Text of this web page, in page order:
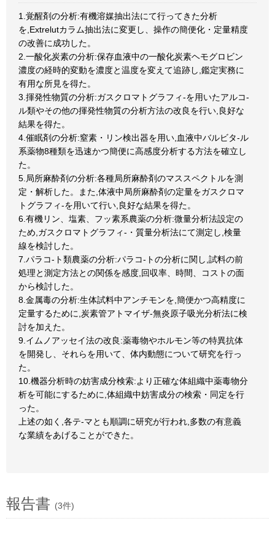
1.覚醒剤の分析:有機溶媒抽出法にて行ってきた分析
を,Extrelutカラム抽出法に変更し、操作の簡便化・定量精度
の改善に成功した。
2.一酸化炭素の分析:保存血液中の一酸化炭素ヘモグロビン
濃度の経時的変動を濃度と温度を変えて追跡し,鑑定実務に
有用な所見を得た。
3.揮発性物質の分析:ガスクロマトグラフィ-を用いたアルコ-
ル類やその他の揮発性物質の分析方法の改良を行い,良好な
結果を得た。
4.催眠剤の分析:窒素・リン検出器を用い,血液中バルビタ-ル
系薬物8種類を迅速かつ簡便に高感度分析する方法を確立し
た。
5.局所麻酔剤の分析:各種局所麻酔剤のマススペクトルを測
定・解析した。また,体液中局所麻酔剤の定量をガスクロマ
トグラフィ-を用いて行い,良好な結果を得た。
6.有機リン、塩素、フッ素系農薬の分析:微量分析法設定の
ため,ガスクロマトグラフィ-・質量分析法にて測定し,検量
線を検討した。
7.パラコ-ト類農薬の分析:パラコ-トの分析に関し,試料の前
処理と測定方法との関係を感度,回収率、時間、コストの面
から検討した。
8.金属毒の分析:生体試料中アンチモンを,簡便かつ高精度に
定量するために,炭素管アトマイザ-無炎原子吸光分析法に検
討を加えた。
9.イムノアッセイ法の改良:薬毒物やホルモン等の特異抗体
を開発し、それらを用いて、体内動態について研究を行っ
た。
10.機器分析時の妨害成分検索:より正確な体組織中薬毒物分
析を可能にするために,体組織中妨害成分の検索・同定を行
った。
上述の如く,各テ-マとも順調に研究が行われ,多数の有意義
な業績をあげることができた。
報告書 (3件)